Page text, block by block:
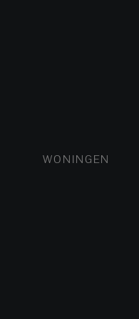
WONINGEN